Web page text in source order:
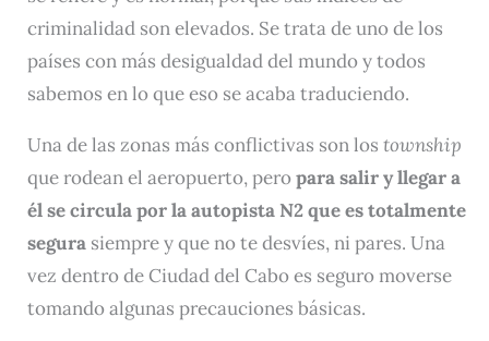
criminalidad son elevados. Se trata de uno de los
países con más desigualdad del mundo y todos
sabemos en lo que eso se acaba traduciendo.
Una de las zonas más conflictivas son los township
que rodean el aeropuerto, peropara salir y llegar a
él se circula por la autopista N2 que es totalmente
segura siempre y que no te desvíes, ni pares. Una
vez dentro de Ciudad del Cabo es seguro moverse
tomando algunas precauciones básicas.